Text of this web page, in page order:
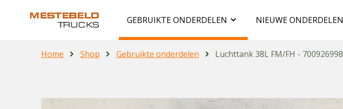
GEBRUIKTE ONDERDELEN NIEUWE ONDERDELEN
Home Shop Gebruikte onderdelen Luchttank 38L FM/FH - 700926998